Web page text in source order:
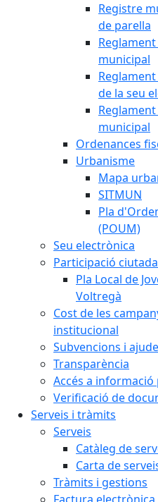
Registre
de parella
municipal
de la seu
municipal
Ordenances
Urbanisme
Mapa
SITMUN
Pla
(POUM)
Seu electrònica
Participació
Pla Local de
Voltregà
Cost de les
institucional
Subvencions i
Transparència
Accés a informació
Verificació de
Serveis i tràmits
Serveis
Catàleg de
Carta de
Tràmits i gestions